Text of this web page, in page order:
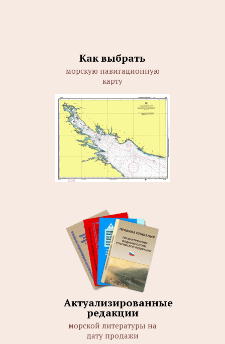
Как выбрать
морскую навигационную
карту
Актуализированные
редакции
морской литературы на
дату продажи